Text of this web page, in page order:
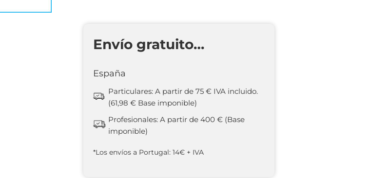
Envío gratuito…
España
Particulares: A partir de 75 € IVA incluido.
(61,98 € Base imponible)
Profesionales: A partir de 400 € (Base
imponible)
*Los envíos a Portugal: 14€ + IVA